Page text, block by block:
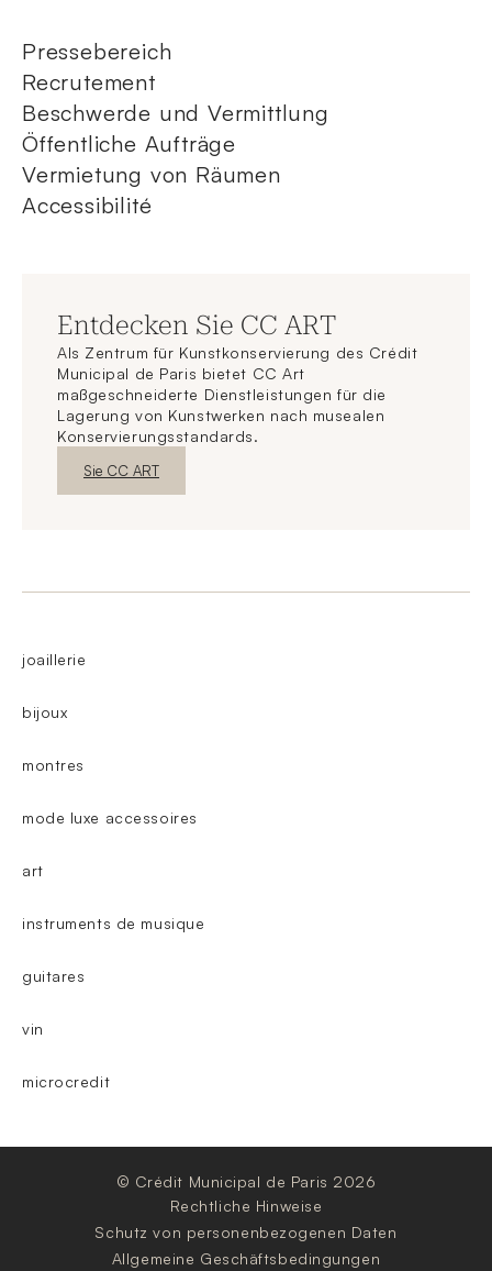
Pressebereich
Recrutement
Beschwerde und Vermittlung
Öffentliche Aufträge
Vermietung von Räumen
Accessibilité
Entdecken Sie CC ART
Als Zentrum für Kunstkonservierung des Crédit
Municipal de Paris bietet CC Art
maßgeschneiderte Dienstleistungen für die
Lagerung von Kunstwerken nach musealen
Konservierungsstandards.
Neues FensterEntdecken
Sie CC ART
joaillerie
bijoux
montres
mode luxe accessoires
art
instruments de musique
guitares
vin
microcredit
© Crédit Municipal de Paris 2026
Rechtliche Hinweise
Schutz von personenbezogenen Daten
Allgemeine Geschäftsbedingungen